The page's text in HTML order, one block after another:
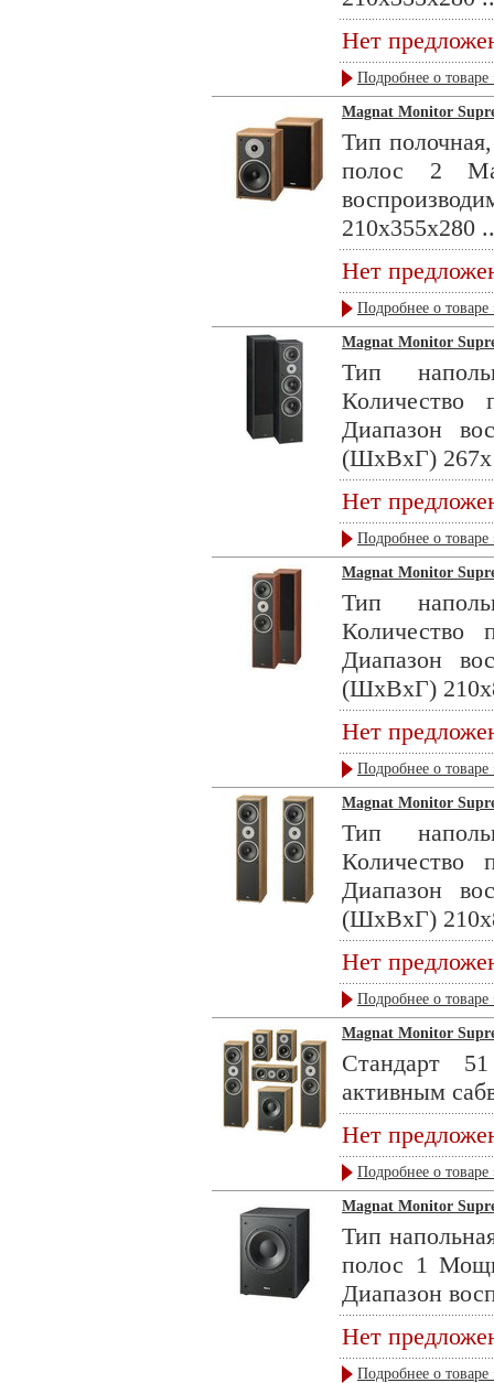
Нет
Подробнее о товаре
Magnat Monitor
Тип
полос 2
210x355x280
Нет
Подробнее о товаре
Magnat Monitor
Тип
Диапазон
(ШхВхГ)
Нет
Подробнее о товаре
Magnat Monitor
Тип
Диапазон
(ШхВхГ)
Нет
Подробнее о товаре
Magnat Monitor
Тип
Диапазон
(ШхВхГ)
Нет
Подробнее о товаре
Magnat Monitor
Стандарт
активным
Нет
Подробнее о товаре
Magnat Monitor
Тип
полос 1
Диапазон
Нет
Подробнее о товаре